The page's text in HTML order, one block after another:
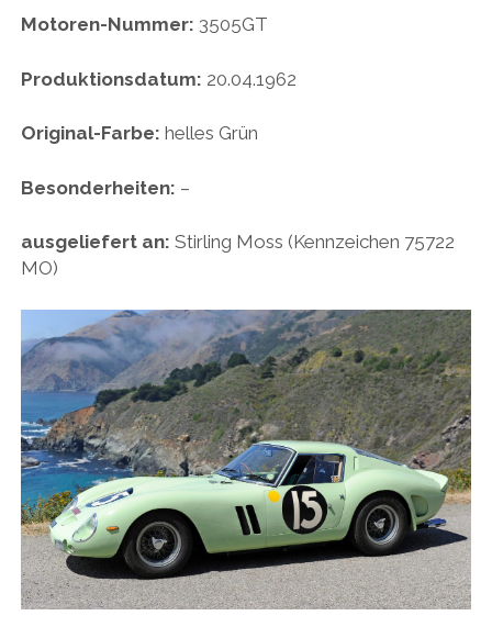
HONDA
HYUNDAI/KIA
LOTUS
MAZDA
MOTORRAD
NISSAN
OPEL
PERSONALITIES
PEUGEOT
PORSCHE
RACING
Motoren-Nummer: 3505GT
Produktionsdatum: 20.04.1962
Original-Farbe: helles Grün
Besonderheiten: –
ausgeliefert an: Stirling Moss (Kennzeichen 75722
MO)